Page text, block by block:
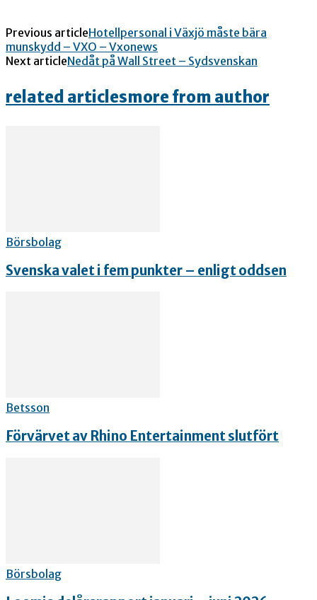
Previous articleHotellpersonal i Växjö måste bära
munskydd – VXO – Vxonews
Next articleNedåt på Wall Street – Sydsvenskan
related articlesmore from author
Börsbolag
Svenska valet i fem punkter – enligt oddsen
Betsson
Förvärvet av Rhino Entertainment slutfört
Börsbolag